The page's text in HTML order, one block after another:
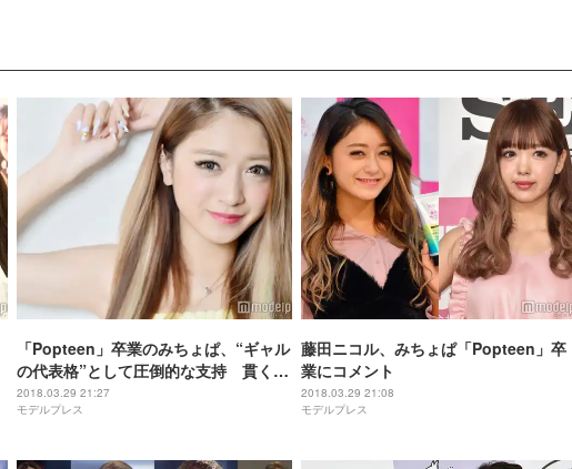
「Popteen」卒業のみちょぱ、“ギャル
の代表格”として圧倒的な支持 貫くマ
インドも憧れの的に＜略歴＞
2018.03.29 21:27
モデルプレス
藤田ニコル、みちょぱ「Popteen」卒
業にコメント
2018.03.29 21:08
モデルプレス